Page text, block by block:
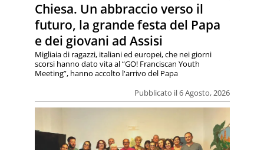
Chiesa. Un abbraccio verso il
futuro, la grande festa del Papa
e dei giovani ad Assisi
Pubblicato il 6 Agosto, 2026
Migliaia di ragazzi, italiani ed europei, che nei giorni
scorsi hanno dato vita al “GO! Franciscan Youth
Meeting”, hanno accolto l'arrivo del Papa